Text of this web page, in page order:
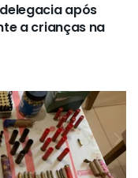
após
a crianças na